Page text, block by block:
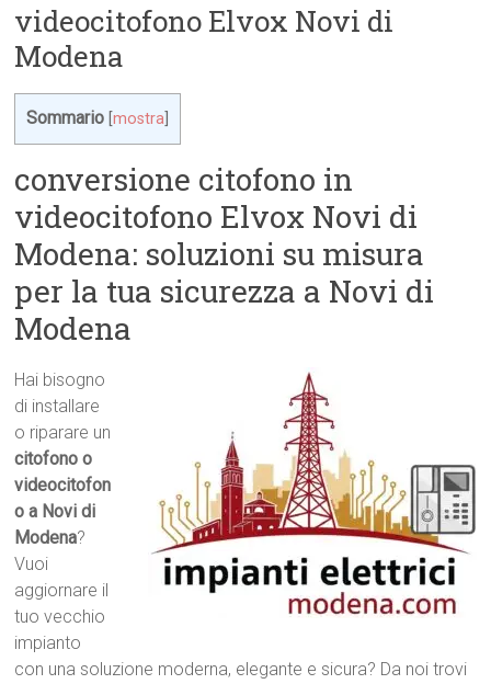
videocitofono Elvox Novi di
Modena
Sommario [mostra
conversione citofono in
videocitofono Elvox Novi di
Modena: soluzioni su misura
per la tua sicurezza a Novi di
Modena
Hai bisogno
di installare
o riparare un
citofono o
videocitofon
o a Novi di
Modena?
Vuoi
aggiornare il
tuo vecchio
impianto
con una soluzione moderna, elegante e sicura? Da noi trovi